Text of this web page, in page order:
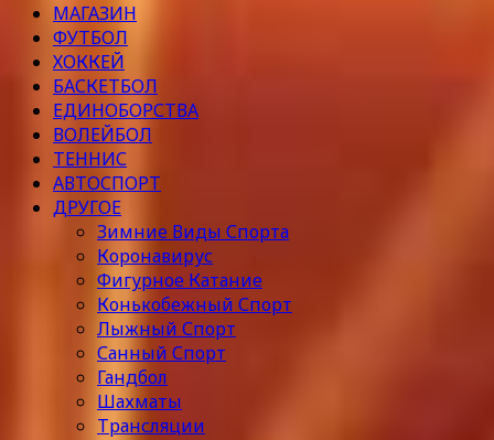
МАГАЗИН
ФУТБОЛ
ХОККЕЙ
БАСКЕТБОЛ
ЕДИНОБОРСТВА
ВОЛЕЙБОЛ
ТЕННИС
АВТОСПОРТ
ДРУГОЕ
Зимние Виды Спорта
Коронавирус
Фигурное Катание
Конькобежный Спорт
Лыжный Спорт
Санный Спорт
Гандбол
Шахматы
Трансляции